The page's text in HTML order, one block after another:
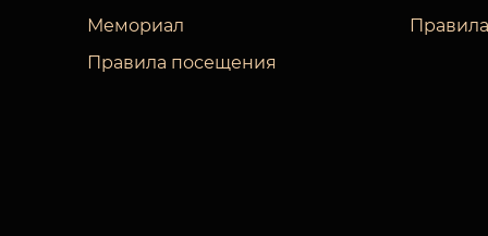
Мемориал
Правила посещения